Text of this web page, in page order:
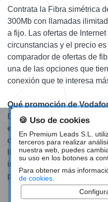
Contrata la Fibra simétrica
300Mb con llamadas
a fijo. Las ofertas de
circunstancias y el precio
comparador de ofertas de
una de las opciones que
conexión que te interesa
Qué promoción de
Elige la velocidad que
esto con la Fibra de 300Mb
de Vodafone TV. Llámanos
llamamos si lo prefieres.
información necesaria para
promoción de Fibra.
🍪 Uso de cookies
En Premium Leads S.L.
terceros para realizar
nuestra web, puedes
su uso en los botones a
Para obtener más
de cookies